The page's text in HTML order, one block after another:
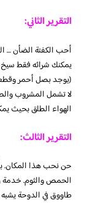
التقرير الثاني:
(يوجد بصل أحمر
لا تشمل المشروب
الهواء الطلق بحيث
التقرير الثالث:
حن نحب هذا المكان.
الحمص والثوم.
طاووق في الدوحة